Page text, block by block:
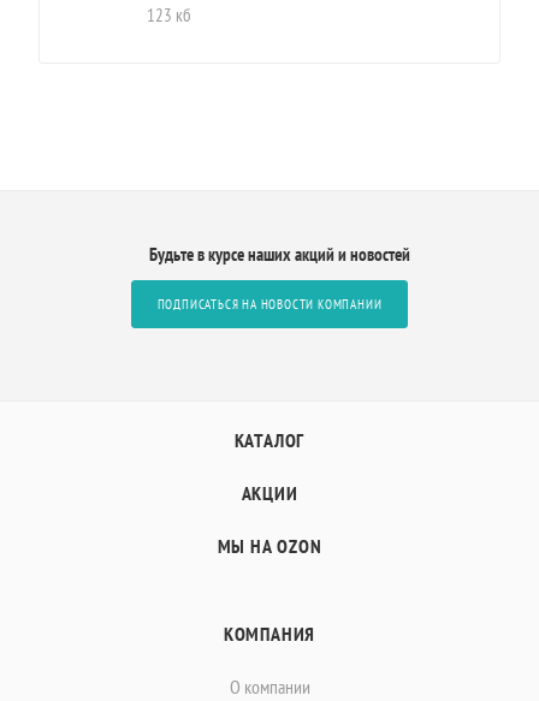
123 кб
Будьте в курсе наших акций и новостей
ПОДПИСАТЬСЯ НА НОВОСТИ КОМПАНИИ
КАТАЛОГ
АКЦИИ
МЫ НА OZON
КОМПАНИЯ
О компании